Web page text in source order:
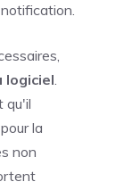
logiciel.
qu'il
la
non